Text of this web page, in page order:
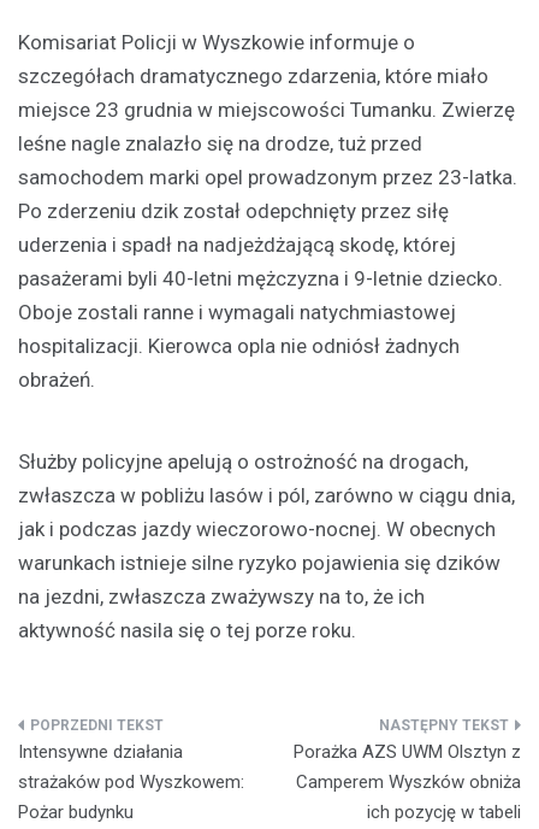
Komisariat Policji w Wyszkowie informuje o
szczegółach dramatycznego zdarzenia, które miało
miejsce 23 grudnia w miejscowości Tumanku. Zwierzę
leśne nagle znalazło się na drodze, tuż przed
samochodem marki opel prowadzonym przez 23-latka.
Po zderzeniu dzik został odepchnięty przez siłę
uderzenia i spadł na nadjeżdżającą skodę, której
pasażerami byli 40-letni mężczyzna i 9-letnie dziecko.
Oboje zostali ranne i wymagali natychmiastowej
hospitalizacji. Kierowca opla nie odniósł żadnych
obrażeń.
Służby policyjne apelują o ostrożność na drogach,
zwłaszcza w pobliżu lasów i pól, zarówno w ciągu dnia,
jak i podczas jazdy wieczorowo-nocnej. W obecnych
warunkach istnieje silne ryzyko pojawienia się dzików
na jezdni, zwłaszcza zważywszy na to, że ich
aktywność nasila się o tej porze roku.
Nawigacja
wpisu
Intensywne działania
strażaków pod Wyszkowem:
Pożar budynku
Porażka AZS UWM Olsztyn z
Camperem Wyszków obniża
ich pozycję w tabeli